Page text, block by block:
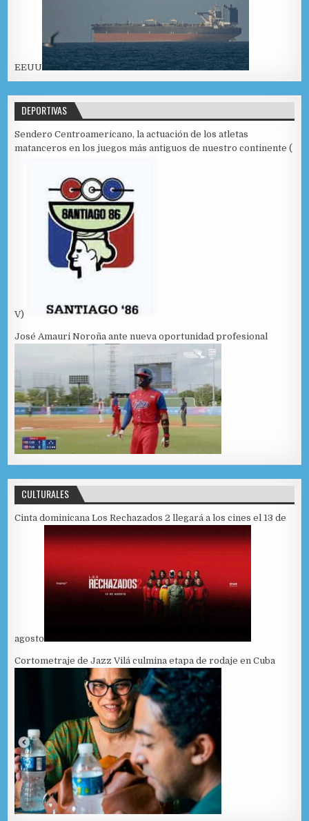
EEUU
DEPORTIVAS
Sendero Centroamericano, la actuación de los atletas
matanceros en los juegos más antiguos de nuestro continente (
V)
José Amauri Noroña ante nueva oportunidad profesional
CULTURALES
Cinta dominicana Los Rechazados 2 llegará a los cines el 13 de
agosto
Cortometraje de Jazz Vilá culmina etapa de rodaje en Cuba